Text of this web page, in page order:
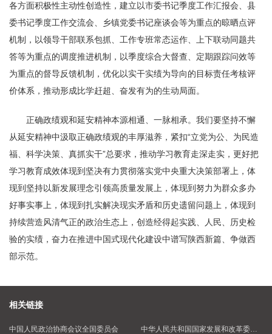
各方面积极性主动性创造性，建立以市委书记季度工作汇报会、县
委书记季度工作交流会、乡镇党委书记座谈会等为重点的晾晒点评
机制，以领导干部联系包抓、工作专班常态运作、上下联动同题共
答等为重点的调度推进机制，以季度综合大督查、定期跟踪问效等
为重点的督导反馈机制，优化以实干实绩为导向的目标责任考核评
价体系，推动形成比学赶超、奋发有为的生动局面。
正确政绩观和延安精神本源相通、一脉相承。我们要坚持不懈
从延安精神中汲取正确政绩观的丰厚滋养，紧扣“立党为公、为民造
福、科学决策、真抓实干”总要求，推动学习教育走深走实，更好把
学习教育成效体现到坚决有力贯彻落实党中央重大决策部署上，体
现到坚持以新发展理念引领高质量发展上，体现到努力为群众多办
好事实事上，体现到扎实解决现实矛盾和历史遗留问题上，体现到
持续营造风清气正的政治生态上，创造经得起实践、人民、历史检
验的实绩，奋力在推进中国式现代化建设中谱写陕西新篇、争做西
部示范。
相关链接
中国人民政治协商会议全国委员会
中华人民共和国国家发展和改革委员会